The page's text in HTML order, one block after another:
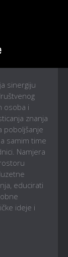
sinergiju
osoba i
znanja
poboljšanje
samim time
Namjera
educirati
ideje i